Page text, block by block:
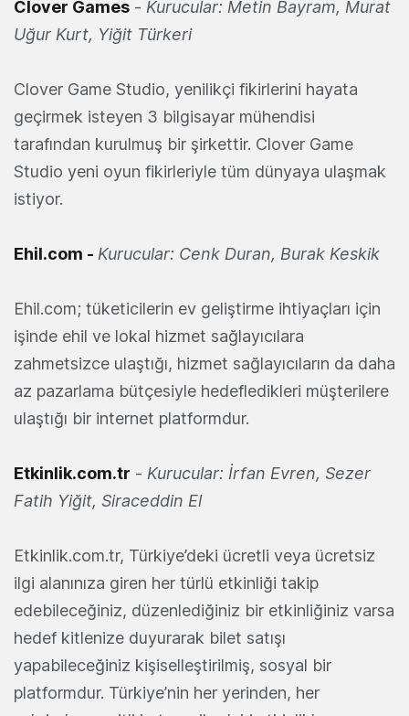
Clover Games - Kurucular: Metin Bayram, Murat
Uğur Kurt, Yiğit Türkeri
Clover Game Studio, yenilikçi fikirlerini hayata
geçirmek isteyen 3 bilgisayar mühendisi
tarafından kurulmuş bir şirkettir. Clover Game
Studio yeni oyun fikirleriyle tüm dünyaya ulaşmak
istiyor.
Ehil.com - Kurucular: Cenk Duran, Burak Keskik
Ehil.com; tüketicilerin ev geliştirme ihtiyaçları için
işinde ehil ve lokal hizmet sağlayıcılara
zahmetsizce ulaştığı, hizmet sağlayıcıların da daha
az pazarlama bütçesiyle hedefledikleri müşterilere
ulaştığı bir internet platformdur.
Etkinlik.com.tr - Kurucular: İrfan Evren, Sezer
Fatih Yiğit, Siraceddin El
Etkinlik.com.tr, Türkiye’deki ücretli veya ücretsiz
ilgi alanınıza giren her türlü etkinliği takip
edebileceğiniz, düzenlediğiniz bir etkinliğiniz varsa
hedef kitlenize duyurarak bilet satışı
yapabileceğiniz kişiselleştirilmiş, sosyal bir
platformdur. Türkiye’nin her yerinden, her